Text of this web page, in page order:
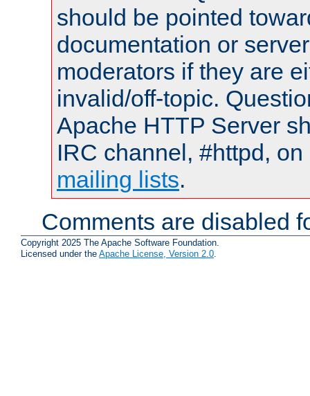
should be pointed
documentation or
moderators if they are
invalid/off-topic.
Apache HTTP Server
IRC channel, #httpd,
mailing lists.
Comments are disabled
Copyright 2025 The Apache Software Foundation.
Licensed under the Apache License, Version 2.0.